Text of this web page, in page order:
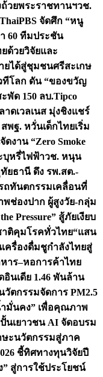
วยพระราชทานฯวช.
จัดศึก “หนู
า 60 ทีมประชัน
ด้วยวิจัยและ
ยได้สู่ชุมชนศรีสะเกษ
ทีโลก ดัน “ของขวัญ
พัด 150 ลบ.Tipco
าดเวลเนส มุ่งชิงแชร์
พฐ. หวั่นเด็กไทยเริ่ม
งาน “Zero Smoke
บุหรี่ไฟฟ้าวช. หนุน
ยธานี ดึง รพ.สต.-
ถทันตกรรมเคลื่อนที่
พช่องปาก ผู้สูงวัย-กลุ่ม
Pressure” สู้ภัยเงียบ
าติคุมโรคทั่วไทย“แสน
ครื่องดื่มชูกำลังไทยสู่
าร–หอการค้าไทย
อินเดีย 1.46 พันล้าน
ตกรรมจัดการ PM2.5
มั่นคง” เพื่อคุณภาพ
นเยาวชน AI จัดอบรม
ษะนวัตกรรมสู่ภาค
ชี้ทิศทางทุนวิจัยปี
สู่การใช้ประโยชน์